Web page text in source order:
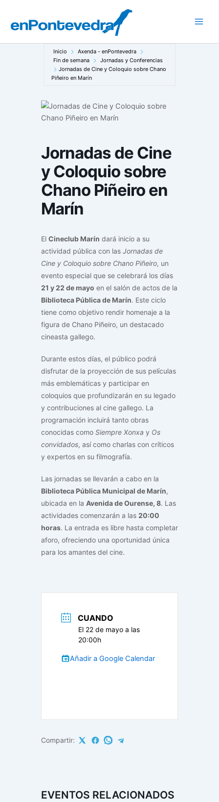
contenido
Inicio
Axenda - enPontevedra
Fin de semana
Jornadas y Conferencias
Jornadas de Cine y Coloquio sobre Chano
Piñeiro en Marín
Jornadas de Cine
y Coloquio sobre
Chano Piñeiro en
Marín
El Cineclub Marín dará inicio a su
actividad pública con las Jornadas de
Cine y Coloquio sobre Chano Piñeiro, un
evento especial que se celebrará los días
21 y 22 de mayo en el salón de actos de la
Biblioteca Pública de Marín. Este ciclo
tiene como objetivo rendir homenaje a la
figura de Chano Piñeiro, un destacado
cineasta gallego.
Durante estos días, el público podrá
disfrutar de la proyección de sus películas
más emblemáticas y participar en
coloquios que profundizarán en su legado
y contribuciones al cine gallego. La
programación incluirá tanto obras
conocidas como Siempre Xonxa y Os
convidados, así como charlas con críticos
y expertos en su filmografía.
Las jornadas se llevarán a cabo en la
Biblioteca Pública Municipal de Marín,
ubicada en la Avenida de Ourense, 8. Las
actividades comenzarán a las 20:00
horas. La entrada es libre hasta completar
aforo, ofreciendo una oportunidad única
para los amantes del cine.
CUANDO
El 22 de mayo a las
20:00h
Añadir a Google Calendar
Compartir:
EVENTOS RELACIONADOS